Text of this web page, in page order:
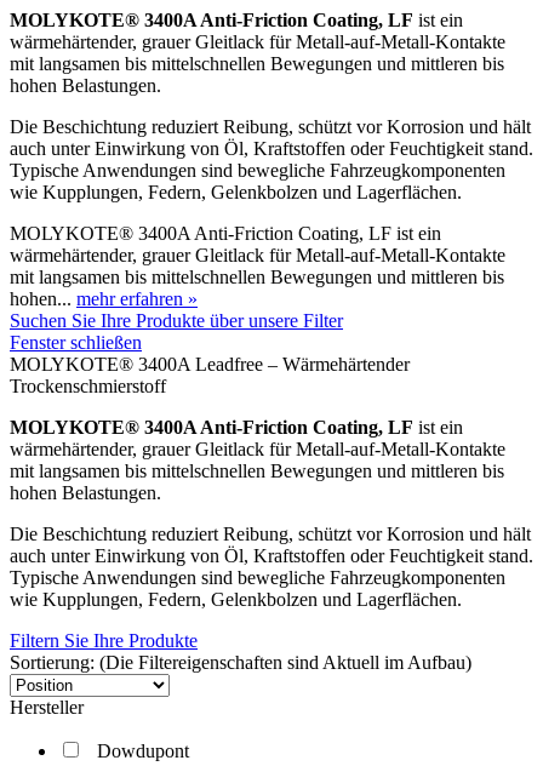
MOLYKOTE® 3400A Anti-Friction Coating, LF ist ein
wärmehärtender, grauer Gleitlack für Metall-auf-Metall-Kontakte
mit langsamen bis mittelschnellen Bewegungen und mittleren bis
hohen Belastungen.
Die Beschichtung reduziert Reibung, schützt vor Korrosion und hält
auch unter Einwirkung von Öl, Kraftstoffen oder Feuchtigkeit stand.
Typische Anwendungen sind bewegliche Fahrzeugkomponenten
wie Kupplungen, Federn, Gelenkbolzen und Lagerflächen.
MOLYKOTE® 3400A Anti-Friction Coating, LF ist ein
wärmehärtender, grauer Gleitlack für Metall-auf-Metall-Kontakte
mit langsamen bis mittelschnellen Bewegungen und mittleren bis
hohen... mehr erfahren »
Suchen Sie Ihre Produkte über unsere Filter
Fenster schließen
MOLYKOTE® 3400A Leadfree – Wärmehärtender
Trockenschmierstoff
MOLYKOTE® 3400A Anti-Friction Coating, LF ist ein
wärmehärtender, grauer Gleitlack für Metall-auf-Metall-Kontakte
mit langsamen bis mittelschnellen Bewegungen und mittleren bis
hohen Belastungen.
Die Beschichtung reduziert Reibung, schützt vor Korrosion und hält
auch unter Einwirkung von Öl, Kraftstoffen oder Feuchtigkeit stand.
Typische Anwendungen sind bewegliche Fahrzeugkomponenten
wie Kupplungen, Federn, Gelenkbolzen und Lagerflächen.
Filtern Sie Ihre Produkte
Sortierung: (Die Filtereigenschaften sind Aktuell im Aufbau)
Hersteller
Dowdupont